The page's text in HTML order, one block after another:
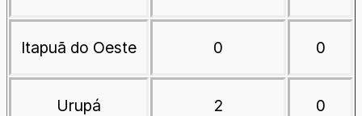
Itapuã do Oeste 0 0
Urupá 2 0